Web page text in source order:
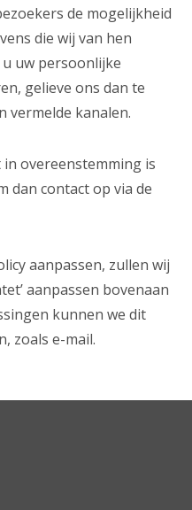
de mogelijkheid
die wij van hen
uw persoonlijke
gelieve ons dan te
vermelde kanalen.
overeenstemming is
dan contact op via de
aanpassen, zullen wij
aanpassen bovenaan
kunnen we dit
zoals e-mail.